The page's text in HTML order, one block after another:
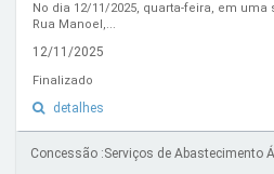
No dia 12/11/2025, quarta-feira, em
Rua Manoel,...
12/11/2025
Finalizado
detalhes
Concessão :Serviços de Abastecimento